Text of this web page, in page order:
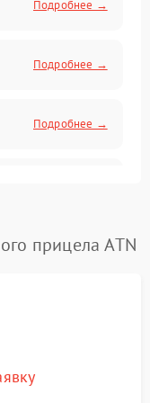
Подробнее →
Подробнее →
Подробнее →
Подробнее →
прицела ATN